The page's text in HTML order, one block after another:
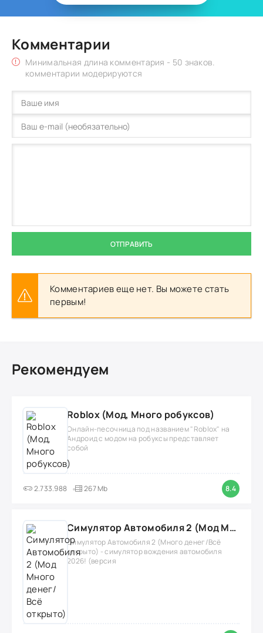
Комментарии
Минимальная длина комментария - 50 знаков.
комментарии модерируются
ОТПРАВИТЬ
Комментариев еще нет. Вы можете стать
первым!
Рекомендуем
Roblox (Мод, Много робуксов)
Онлайн-песочница под названием "Roblox" на
Андроид с модом на робуксы представляет
собой
2.733.988 267 Mb 8.4
Симулятор Автомобиля 2 (Мод Много денег/Всё открыто)
Симулятор Автомобиля 2 (Много денег/Всё
открыто) - симулятор вождения автомобиля
2026! (версия